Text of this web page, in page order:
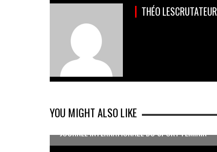
THÉO LESCRUTATEUR
YOU MIGHT ALSO LIKE
JOURNÉE INTERNATIONALE DU SPORT FÉMININ